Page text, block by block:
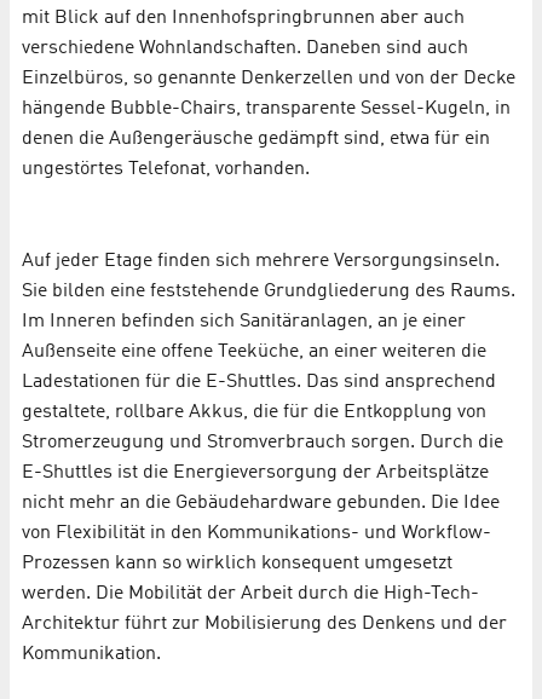
mit Blick auf den Innenhofspringbrunnen aber auch
verschiedene Wohnlandschaften. Daneben sind auch
Einzelbüros, so genannte Denkerzellen und von der Decke
hängende Bubble-Chairs, transparente Sessel-Kugeln, in
denen die Außengeräusche gedämpft sind, etwa für ein
ungestörtes Telefonat, vorhanden.
Auf jeder Etage finden sich mehrere Versorgungsinseln.
Sie bilden eine feststehende Grundgliederung des Raums.
Im Inneren befinden sich Sanitäranlagen, an je einer
Außenseite eine offene Teeküche, an einer weiteren die
Ladestationen für die E-Shuttles. Das sind ansprechend
gestaltete, rollbare Akkus, die für die Entkopplung von
Stromerzeugung und Stromverbrauch sorgen. Durch die
E-Shuttles ist die Energieversorgung der Arbeitsplätze
nicht mehr an die Gebäudehardware gebunden. Die Idee
von Flexibilität in den Kommunikations- und Workflow-
Prozessen kann so wirklich konsequent umgesetzt
werden. Die Mobilität der Arbeit durch die High-Tech-
Architektur führt zur Mobilisierung des Denkens und der
Kommunikation.